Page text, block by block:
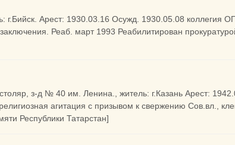
Арест: 1930.03.16 Осужд. 1930.05.08 коллегия
Реаб. март 1993 Реабилитирован
з-д № 40 им. Ленина., житель: г.Казань Арест:
агитация с призывом к свержению Сов.вл.,
Республики Татарстан]